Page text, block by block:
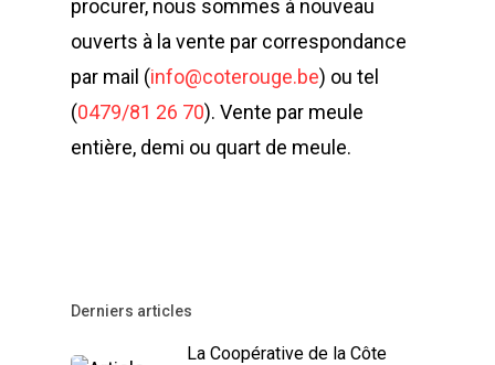
procurer, nous sommes à nouveau
ouverts à la vente par correspondance
par mail (info@coterouge.be) ou tel
(0479/81 26 70). Vente par meule
entière, demi ou quart de meule.
Derniers articles
La Coopérative de la Côte